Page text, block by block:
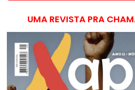
UMA REVISTA PRA